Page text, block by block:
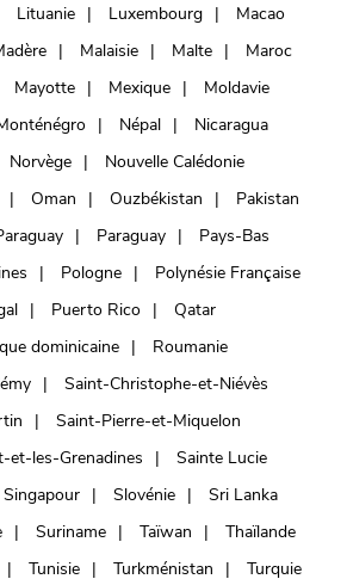
Lituanie Luxembourg
Macao
Malaisie Malte
Maroc
Mayotte Mexique
Moldavie
Népal
Nicaragua
Norvège
Nouvelle Calédonie
Oman Ouzbékistan
Pakistan
Paraguay
Pays-Bas
Pologne
Polynésie Française
Puerto Rico
Qatar
dominicaine
Roumanie
Saint-Christophe-et-Niévès
Saint-Pierre-et-Miquelon
et-les-Grenadines
Sainte Lucie
Singapour Slovénie
Sri Lanka
Suriname Taïwan
Thaïlande
Tunisie Turkménistan Turquie